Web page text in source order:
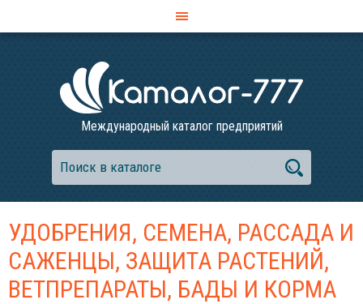
Международный каталог предприятий
УДОБРЕНИЯ, СЕМЕНА, РАССАДА И
САЖЕНЦЫ, ЗАЩИТА РАСТЕНИЙ,
ВЕТПРЕПАРАТЫ, БАДЫ И КОРМА